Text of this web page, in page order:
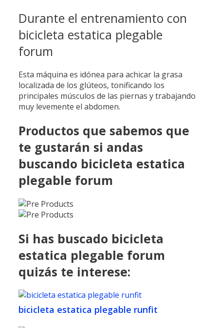
Durante el entrenamiento con
bicicleta estatica plegable
forum
Esta máquina es idónea para achicar la grasa
localizada de los glúteos, tonificando los
principales músculos de las piernas y trabajando
muy levemente el abdomen.
Productos que sabemos que
te gustarán si andas
buscando bicicleta estatica
plegable forum
Si has buscado bicicleta
estatica plegable forum
quizás te interese:
bicicleta estatica plegable runfit